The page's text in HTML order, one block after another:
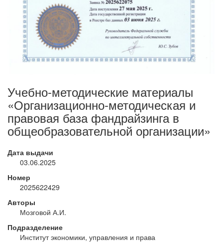
Учебно-методические материалы
«Организационно-методическая и
правовая база фандрайзинга в
общеобразовательной организации»
Дата выдачи
03.06.2025
Номер
2025622429
Авторы
Мозговой А.И.
Подразделение
Институт экономики, управления и права